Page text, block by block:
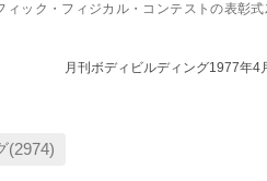
ィック・フィジカル・コンテストの表彰
月刊ボディビルディング1977年4
(2974)